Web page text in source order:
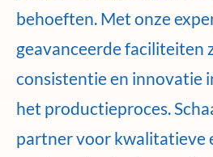
behoeften. Met onze
geavanceerde faciliteiten
consistentie en innovatie
het productieproces.
partner voor kwalitatieve